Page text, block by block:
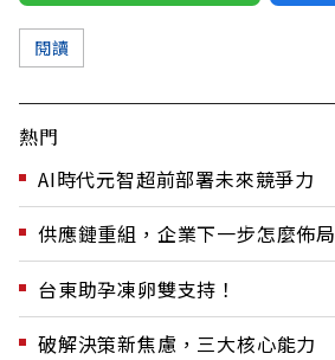
閱讀
熱門
AI時代元智超前部署未來競爭力
供應鏈重組，企業下一步怎麼佈局
台東助孕凍卵雙支持！
破解決策新焦慮，三大核心能力